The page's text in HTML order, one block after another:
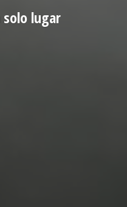
solo lugar